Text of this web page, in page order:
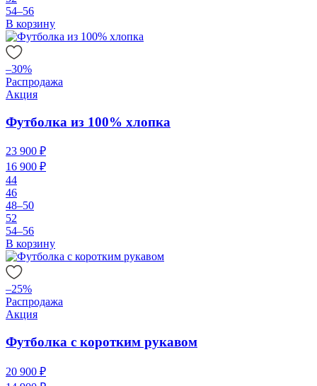
54–56
В корзину
–30%
Распродажа
Акция
Футболка из 100% хлопка
23 900 ₽
16 900 ₽
44
46
48–50
52
54–56
В корзину
–25%
Распродажа
Акция
Футболка с коротким рукавом
20 900 ₽